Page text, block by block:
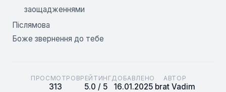
заощадженнями
Післямова
Боже звернення до тебе
ПРОСМОТРОВ
313
РЕЙТИНГ
5.0 / 5
ДОБАВЛЕНО
16.01.2025
АВТОР
brat Vadim